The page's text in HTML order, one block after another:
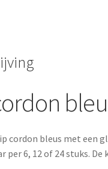
bleu
cordon bleus met een
per 6, 12 of 24 stuks.